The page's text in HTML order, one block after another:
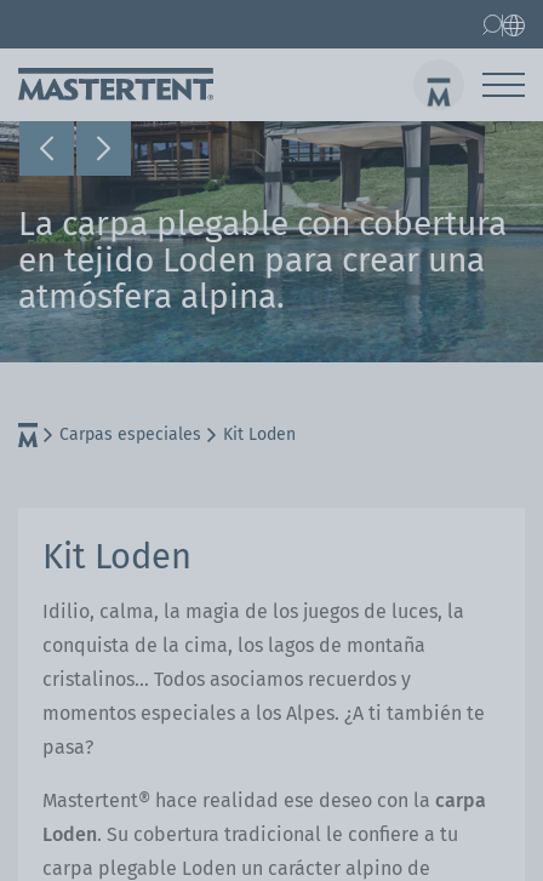
La carpa plegable con cobertura
en tejido Loden para crear una
atmósfera alpina.
Carpas especiales Kit Loden
Kit Loden
Idilio, calma, la magia de los juegos de luces, la
conquista de la cima, los lagos de montaña
cristalinos… Todos asociamos recuerdos y
momentos especiales a los Alpes. ¿A ti también te
pasa?
Mastertent® hace realidad ese deseo con la carpa
Loden. Su cobertura tradicional le confiere a tu
carpa plegable Loden un carácter alpino de
Contacto
Preguntas frecuentes
Carpas plegables
Carpa 3x3 m